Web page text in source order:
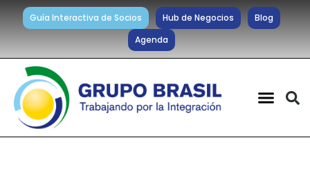
Guía Interactiva de Socios Hub de Negocios
Blog
Agenda